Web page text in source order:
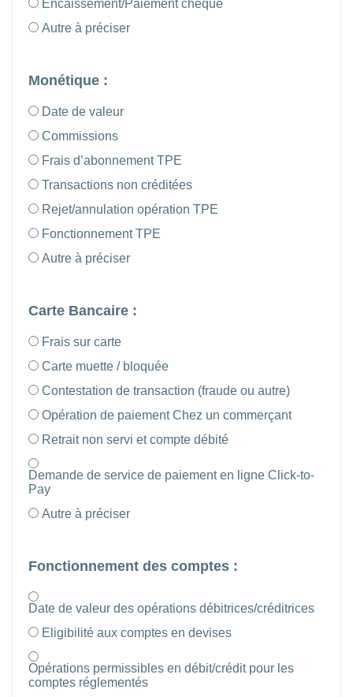
Encaissement/Paiement chèque
Autre à préciser
Monétique :
Date de valeur
Commissions
Frais d’abonnement TPE
Transactions non créditées
Rejet/annulation opération TPE
Fonctionnement TPE
Autre à préciser
Carte Bancaire :
Frais sur carte
Carte muette / bloquée
Contestation de transaction (fraude ou autre)
Opération de paiement Chez un commerçant
Retrait non servi et compte débité
Demande de service de paiement en ligne Click-to-
Pay
Autre à préciser
Fonctionnement des comptes :
Date de valeur des opérations débitrices/créditrices
Eligibilité aux comptes en devises
Opérations permissibles en débit/crédit pour les
comptes réglementés